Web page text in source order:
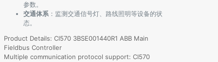
参数。
交通体系 ：监测交通信号灯、路线照明等设备的状
态。
Product Details: CI570 3BSE001440R1 ABB Main
Fieldbus Controller
Multiple communication protocol support: CI570